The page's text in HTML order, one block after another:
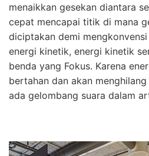
menaikkan gesekan diantara
cepat mencapai titik di mana
diciptakan demi
energi kinetik, energi kinetik
benda yang Fokus. Karena
bertahan dan akan
ada gelombang suara dalam